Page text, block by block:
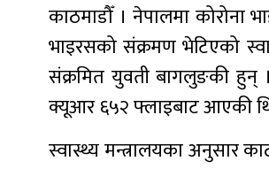
काठमाडौँ । नेपालमा कोरोना
भाइरसको संक्रमण भेटिएको
संक्रमित युवती बागलुङकी हुन्
क्यूआर ६५२ फ्लाइबाट आएकी
स्वास्थ्य मन्त्रालयका अनुसार